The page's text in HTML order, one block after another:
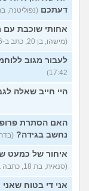
דעתכם (נפוליטנה, בת 23, כתבה ב-03/08/26
אחותי שוכבת עם
(מישהו, בן 20, כתב ב-03/08/26 17:53)
לעבור מגוב
17:42)
היי חייב שאלה
האם הסתרת
נחשב בגידה?
איחור של כמעט
(סנאית, בת 18, כתבה ב-03/08/26 17:13)
אני די בטוח